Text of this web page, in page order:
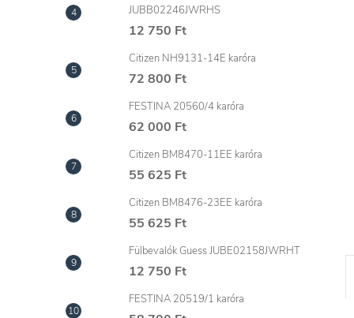
JUBB02246JWRHS
12 750 Ft
Citizen NH9131-14E karóra
72 800 Ft
FESTINA 20560/4 karóra
62 000 Ft
Citizen BM8470-11EE karóra
55 625 Ft
Citizen BM8476-23EE karóra
55 625 Ft
Fülbevalók Guess JUBE02158JWRHT
12 750 Ft
FESTINA 20519/1 karóra